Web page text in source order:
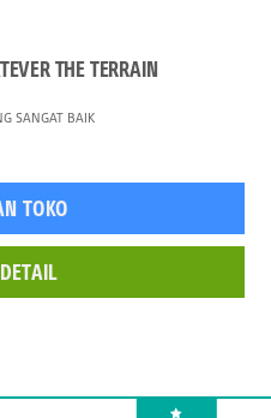
THE TERRAIN
SANGAT BAIK
TOKO